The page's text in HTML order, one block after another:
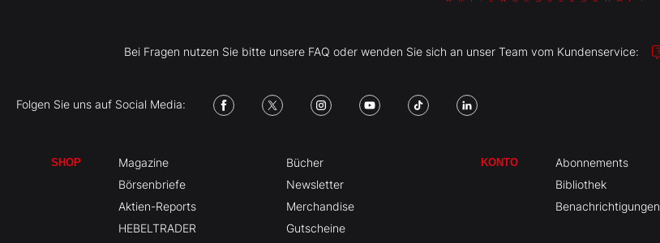
Bei Fragen nutzen Sie bitte unsere FAQ oder wenden Sie sich an unser Team vom Kundenservice:
Folgen Sie uns auf Social Media:
SHOP
Magazine
Börsenbriefe
Aktien-Reports
HEBELTRADER
Bücher
Newsletter
Merchandise
Gutscheine
KONTO
Abonnements
Bibliothek
Benachrichtigungen